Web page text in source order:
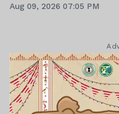
Aug 09, 2026 07:05 PM